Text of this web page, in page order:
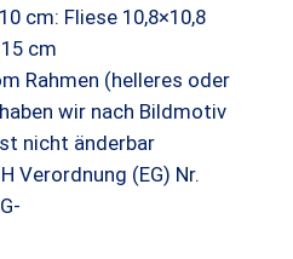
€
.
cm: Fliese 10,8×10,8
cm
Rahmen (helleres oder
wir nach Bildmotiv
nicht änderbar
Verordnung (EG) Nr.